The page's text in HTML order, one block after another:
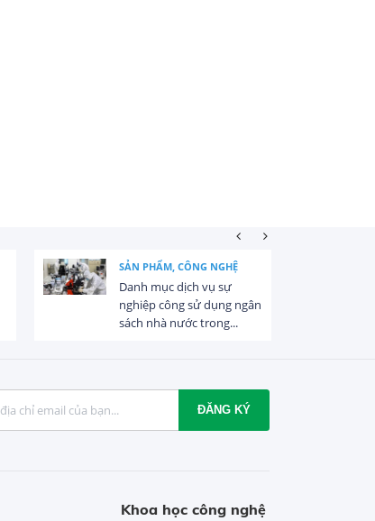
SẢN PHẨM, CÔNG NGHỆ
Danh mục dịch vụ sự
nghiệp công sử dụng ngân
sách nhà nước trong...
ĐĂNG KÝ
Khoa học công nghệ